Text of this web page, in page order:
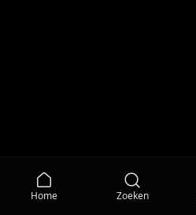
Home Zoeken